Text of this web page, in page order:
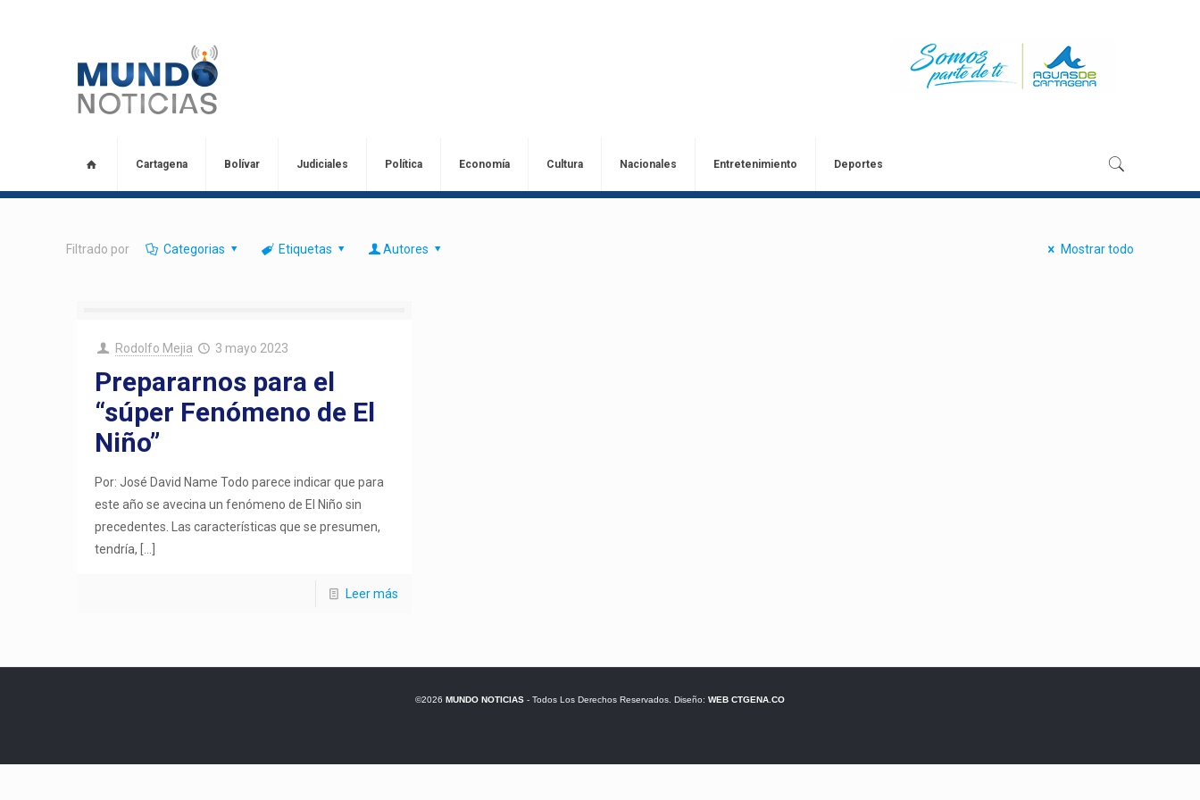
Cartagena Bolívar Judiciales Política Economía Cultura Nacionales Entretenimiento Deportes
Filtrado por Categorias Etiquetas Autores Mostrar todo
Rodolfo Mejia 3 mayo 2023
Prepararnos para el
“súper Fenómeno de El
Niño”
Por: José David Name Todo parece indicar que para
este año se avecina un fenómeno de El Niño sin
precedentes. Las características que se presumen,
tendría,
Leer más
©2026 MUNDO NOTICIAS- Todos Los Derechos Reservados. Diseño: WEB CTGENA.CO